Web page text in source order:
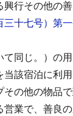
行その他の
十七号）第
同じ。）の
該宿泊に利
の他の物品
業で、善良